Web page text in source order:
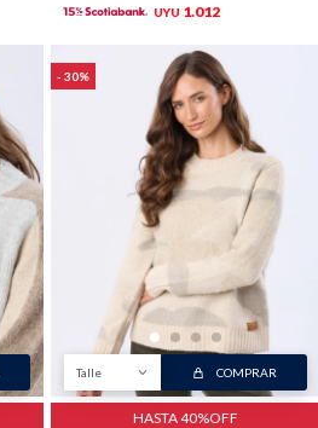
UYU 1.012
30
Talle COMPRAR
HASTA 40%OFF